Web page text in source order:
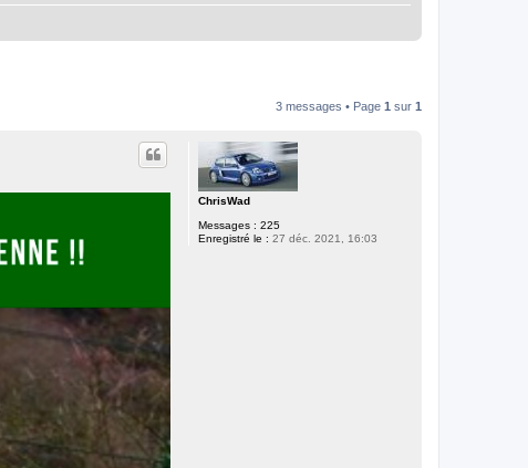
3 messages • Page 1 sur 1
ChrisWad
Messages : 225
Enregistré le : 27 déc. 2021, 16:03